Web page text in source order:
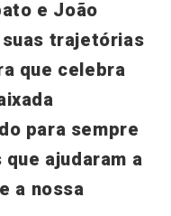
e João
trajetórias
que celebra
para sempre
ajudaram a
a nossa